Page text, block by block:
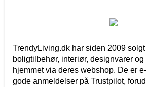
TrendyLiving.dk har siden 2009
boligtilbehør, interiør, designvarer og
hjemmet via deres webshop. De er
gode anmeldelser på Trustpilot,